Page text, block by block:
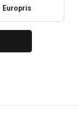
Europris